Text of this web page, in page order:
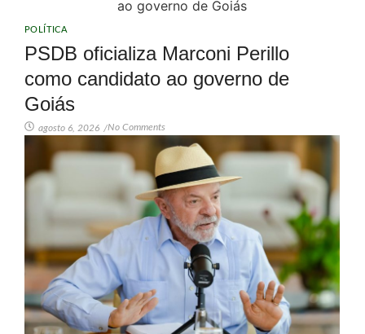
POLÍTICA
PSDB oficializa Marconi Perillo
como candidato ao governo de
Goiás
agosto 6, 2026 /No Comments